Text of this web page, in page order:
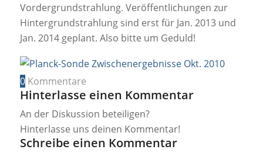
Vordergrundstrahlung. Veröffentlichungen zur
Hintergrundstrahlung sind erst für Jan. 2013 und
Jan. 2014 geplant. Also bitte um Geduld!
0 Kommentare
Hinterlasse einen Kommentar
An der Diskussion beteiligen?
Hinterlasse uns deinen Kommentar!
Schreibe einen Kommentar